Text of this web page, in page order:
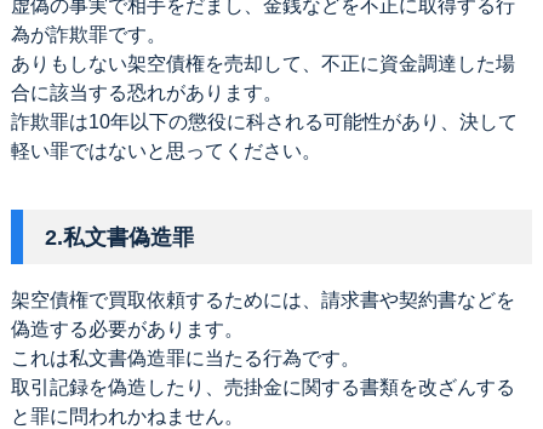
虚偽の事実で相手をだまし、金銭などを不正に取得する行
為が詐欺罪です。
ありもしない架空債権を売却して、不正に資金調達した場
合に該当する恐れがあります。
詐欺罪は10年以下の懲役に科される可能性があり、決して
軽い罪ではないと思ってください。
2.私文書偽造罪
架空債権で買取依頼するためには、請求書や契約書などを
偽造する必要があります。
これは私文書偽造罪に当たる行為です。
取引記録を偽造したり、売掛金に関する書類を改ざんする
と罪に問われかねません。